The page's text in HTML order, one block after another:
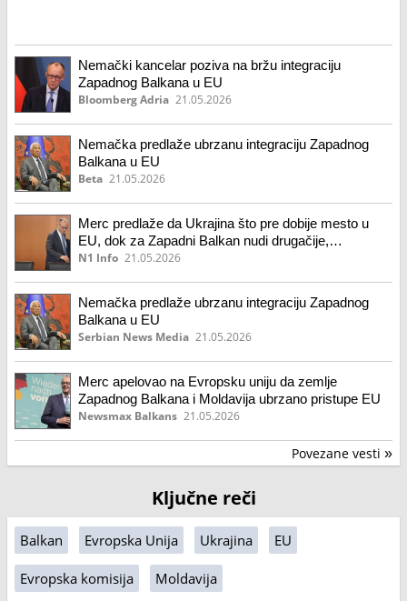
Nemački kancelar poziva na bržu integraciju
Zapadnog Balkana u EU
Bloomberg Adria 21.05.2026
Nemačka predlaže ubrzanu integraciju Zapadnog
Balkana u EU
Beta 21.05.2026
Merc predlaže da Ukrajina što pre dobije mesto u
EU, dok za Zapadni Balkan nudi drugačije,
"inovativno rešenje"
N1 Info 21.05.2026
Nemačka predlaže ubrzanu integraciju Zapadnog
Balkana u EU
Serbian News Media 21.05.2026
Merc apelovao na Evropsku uniju da zemlje
Zapadnog Balkana i Moldavija ubrzano pristupe EU
Newsmax Balkans 21.05.2026
Povezane vesti »
Ključne reči
Balkan Evropska Unija Ukrajina EU
Evropska komisija Moldavija